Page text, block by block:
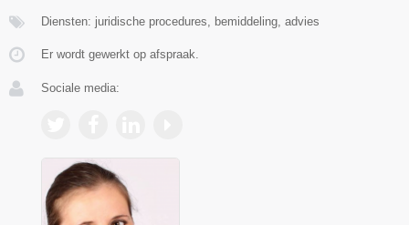
Diensten: juridische procedures, bemiddeling, advies
Er wordt gewerkt op afspraak.
Sociale media: